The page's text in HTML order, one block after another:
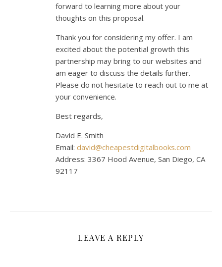
forward to learning more about your
thoughts on this proposal.
Thank you for considering my offer. I am
excited about the potential growth this
partnership may bring to our websites and
am eager to discuss the details further.
Please do not hesitate to reach out to me at
your convenience.
Best regards,
David E. Smith
Email: david@cheapestdigitalbooks.com
Address: 3367 Hood Avenue, San Diego, CA
92117
LEAVE A REPLY